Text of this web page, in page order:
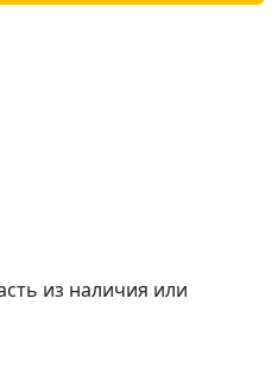
из наличия или